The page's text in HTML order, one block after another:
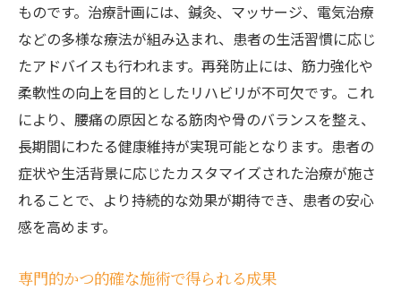
ものです。治療計画には、鍼灸、マッサージ、電気治療
などの多様な療法が組み込まれ、患者の生活習慣に応じ
たアドバイスも行われます。再発防止には、筋力強化や
柔軟性の向上を目的としたリハビリが不可欠です。これ
により、腰痛の原因となる筋肉や骨のバランスを整え、
長期間にわたる健康維持が実現可能となります。患者の
症状や生活背景に応じたカスタマイズされた治療が施さ
れることで、より持続的な効果が期待でき、患者の安心
感を高めます。
専門的かつ的確な施術で得られる成果